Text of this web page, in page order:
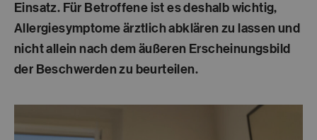
Einsatz. Für Betroffene ist es deshalb wichtig,
Allergiesymptome ärztlich abklären zu lassen und
nicht allein nach dem äußeren Erscheinungsbild
der Beschwerden zu beurteilen.